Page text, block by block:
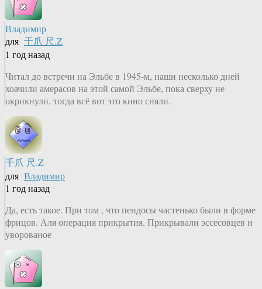
Владимир
для 千爪 尺.Z
1 год назад
Читал до встречи на Эльбе в 1945-м, наши несколько дней
хоачили амерасов на этой самой Эльбе, пока сверху не
окрикнули, тогда всё вот это кино сняли.
千爪 尺.Z
для Владимир
1 год назад
Да, есть такое. При том , что пендосы частенько были в форме
фрицов. Аля операция прикрытия. Прикрывали эссесовцев и
уворованое